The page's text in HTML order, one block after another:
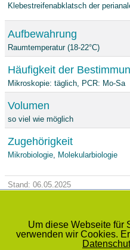
Um diese Webseite für
verwenden wir Cookies.
Klebestreifenabklatsch der
Aufbewahrung
Raumtemperatur (18-22°C)
Häufigkeit der
Mikroskopie: täglich, PCR: Mo-Sa
Volumen
so viel wie möglich
Zugehörigkeit
Mikrobiologie Molekularbiologie
Stand: 06.05.2025
Medizinisches Labor Prof. Dr.
Schwiesaustrasse